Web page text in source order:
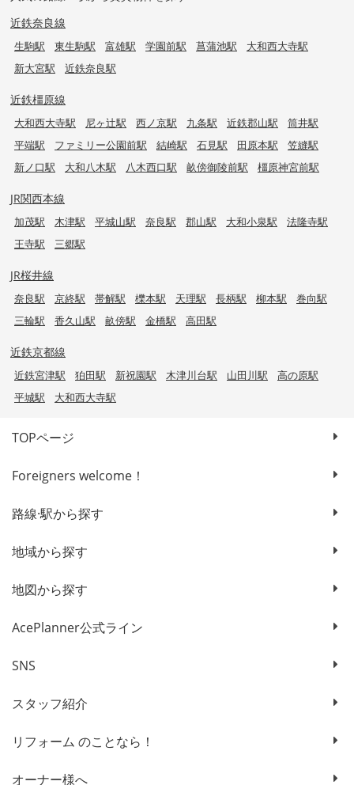
近鉄奈良線
生駒駅 東生駒駅 富雄駅 学園前駅 菖蒲池駅
大和西大寺駅
新大宮駅
近鉄奈良駅
近鉄橿原線
大和西大寺駅 尼ヶ辻駅 西ノ京駅 九条駅 近鉄郡山駅
筒井駅
平端駅
ファミリー公園前駅 結崎駅 石見駅 田原本駅
笠縫駅
新ノ口駅
大和八木駅 八木西口駅 畝傍御陵前駅 橿原神宮前駅
JR関西本線
加茂駅 木津駅 平城山駅 奈良駅 郡山駅 大和小泉駅
法隆寺駅
王寺駅
三郷駅
JR桜井線
奈良駅 京終駅 帯解駅 櫟本駅 天理駅 長柄駅 柳本駅
巻向駅
三輪駅
香久山駅 畝傍駅 金橋駅 高田駅
近鉄京都線
近鉄宮津駅 狛田駅 新祝園駅 木津川台駅 山田川駅
高の原駅
平城駅
大和西大寺駅
TOPページ
Foreigners welcome！
路線·駅から探す
地域から探す
地図から探す
AcePlanner公式ライン
SNS
スタッフ紹介
リフォーム のことなら！
オーナー様へ